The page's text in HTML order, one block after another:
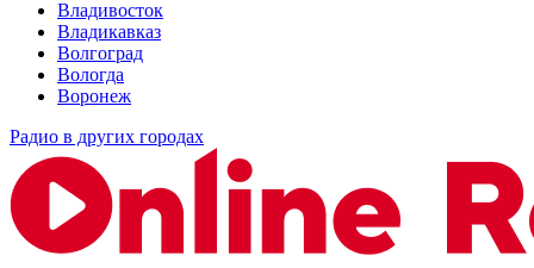
Владивосток
Владикавказ
Волгоград
Вологда
Воронеж
Радио в других городах